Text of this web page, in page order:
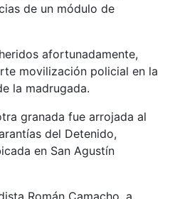
de un módulo de
afortunadamente,
movilización policial en la
la madrugada.
granada fue arrojada al
del Detenido,
en San Agustín